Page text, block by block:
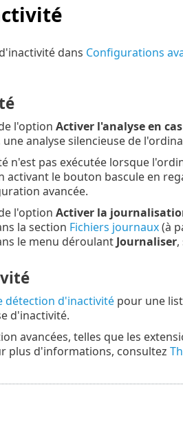
dans Configurations
l'option Activer l'analyse en
analyse silencieuse de
n'est pas exécutée lorsque
activant le bouton bascule en
avancée.
l'option Activer la
la section Fichiers journaux(à
le menu déroulant Journaliser,
détection d'inactivitépour une
d'inactivité.
avancées, telles que les
plus d'informations, consultez